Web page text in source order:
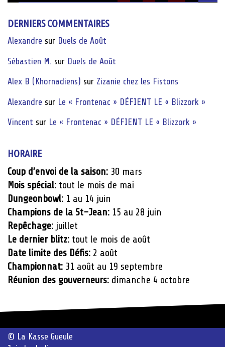
DERNIERS COMMENTAIRES
Alexandre sur Duels de Août
Sébastien M. sur Duels de Août
Alex B (Khornadiens) sur Zizanie chez les Fistons
Alexandre sur Le « Frontenac » DÉFIENT LE « Blizzork »
Vincent sur Le « Frontenac » DÉFIENT LE « Blizzork »
HORAIRE
Coup d’envoi de la saison: 30 mars
Mois spécial: tout le mois de mai
Dungeonbowl: 1 au 14 juin
Champions de la St-Jean: 15 au 28 juin
Repêchage: juillet
Le dernier blitz: tout le mois de août
Date limite des Défis: 2 août
Championnat: 31 août au 19 septembre
Réunion des gouverneurs: dimanche 4 octobre
© La Kasse Gueule